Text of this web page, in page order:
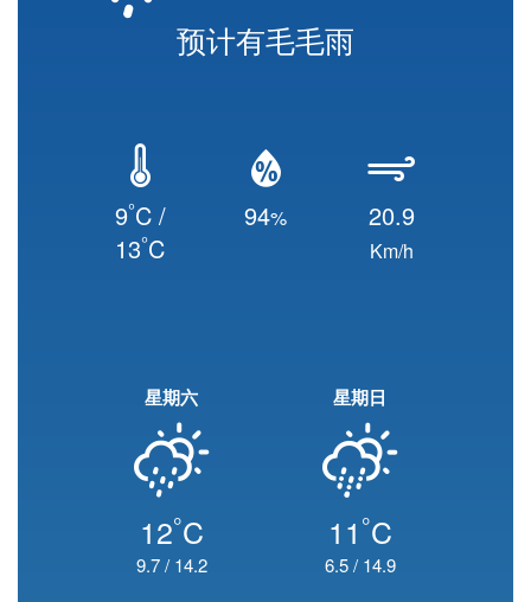
预计有毛毛雨
9°C /
13°C
94% 20.9
Km/h
星期六
12°C
9.7/ 14.2
星期日
11 °C
6.5/ 14.9